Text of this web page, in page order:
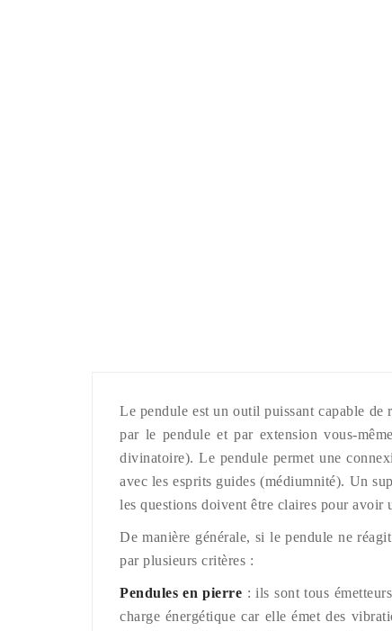
Le pendule est un outil puissant capable de
par le pendule et par extension vous-
divinatoire). Le pendule permet une
avec les esprits guides (médiumnité). Un
les questions doivent être claires pour
De manière générale, si le pendule ne
par plusieurs critères :
Pendules en pierre : ils sont tous
charge énergétique car elle émet des